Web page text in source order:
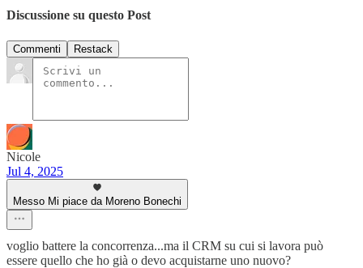
Discussione su questo Post
Commenti Restack
Nicole
Jul 4, 2025
Messo Mi piace da Moreno Bonechi
voglio battere la concorrenza...ma il CRM su cui si lavora può
essere quello che ho già o devo acquistarne uno nuovo?